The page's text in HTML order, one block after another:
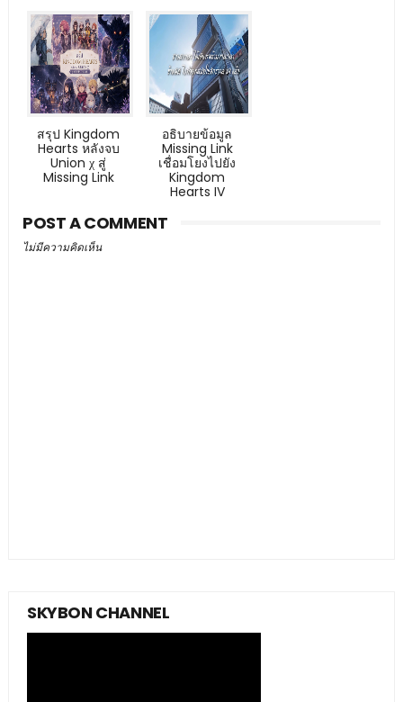
สรุป Kingdom
Hearts หลังจบ
Union χ สู่
Missing Link
อธิบายข้อมูล
Missing Link
เชื่อมโยงไปยัง
Kingdom
Hearts IV
POST A COMMENT
ไม่มีความคิดเห็น
SKYBON CHANNEL